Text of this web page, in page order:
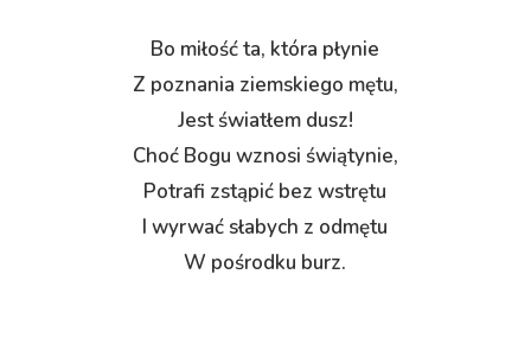
Bo miłość ta, która płynie
Z poznania ziemskiego mętu,
Jest światłem dusz!
Choć Bogu wznosi świątynie,
Potrafi zstąpić bez wstrętu
I wyrwać słabych z odmętu
W pośrodku burz.